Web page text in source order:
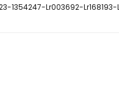
1354247-Lr003692-